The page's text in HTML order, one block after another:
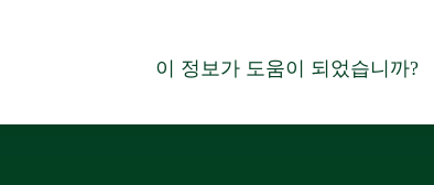
이 정보가 도움이 되었습니까?